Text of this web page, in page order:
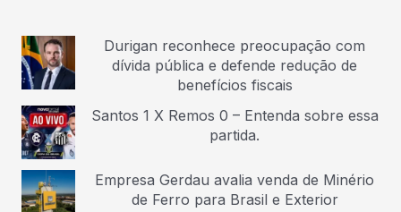
Durigan reconhece preocupação com
dívida pública e defende redução de
benefícios fiscais
Santos 1 X Remos 0 – Entenda sobre essa
partida.
Empresa Gerdau avalia venda de Minério
de Ferro para Brasil e Exterior